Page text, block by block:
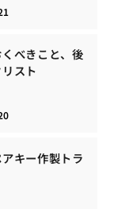
べきこと、後
スト
キー作製トラ